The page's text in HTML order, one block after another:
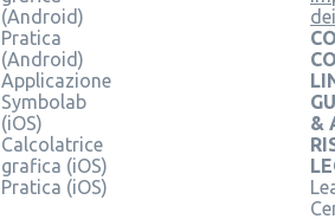
(Android)
Pratica
(Android)
Applicazione
Symbolab
(iOS)
Calcolatrice
grafica (iOS)
Pratica (iOS)
&